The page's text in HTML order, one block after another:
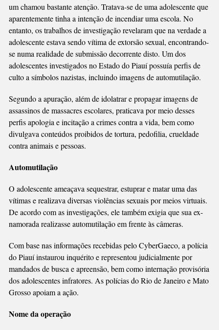
um chamou bastante atenção. Tratava-se de uma adolescente que
aparentemente tinha a intenção de incendiar uma escola. No
entanto, os trabalhos de investigação revelaram que na verdade a
adolescente estava sendo vítima de extorsão sexual, encontrando-
se numa realidade de submissão decorrente disto. Um dos
adolescentes investigados no Estado do Piauí possuía perfis de
culto a símbolos nazistas, incluindo imagens de automutilação.
Segundo a apuração, além de idolatrar e propagar imagens de
assassinos de massacres escolares, praticava por meio desses
perfis apologia e incitação a crimes contra a vida, bem como
divulgava conteúdos proibidos de tortura, pedofilia, crueldade
contra animais e pessoas.
Automutilação
O adolescente ameaçava sequestrar, estuprar e matar uma das
vítimas e realizava diversas violências sexuais por meios virtuais.
De acordo com as investigações, ele também exigia que sua ex-
namorada realizasse automutilação em frente às câmeras.
Com base nas informações recebidas pelo CyberGaeco, a polícia
do Piauí instaurou inquérito e representou judicialmente por
mandados de busca e apreensão, bem como internação provisória
dos adolescentes infratores. As polícias do Rio de Janeiro e Mato
Grosso apoiam a ação.
Nome da operação